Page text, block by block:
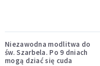
Niezawodna modlitwa do
św. Szarbela. Po 9 dniach
mogą dziać się cuda